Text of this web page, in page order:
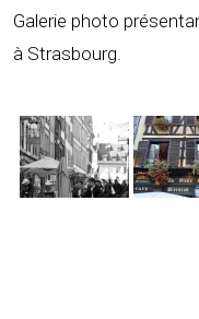
Galerie photo
à Strasbourg.